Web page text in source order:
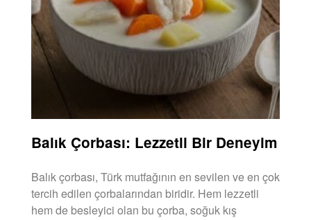
Balık Çorbası: Lezzetli Bir Deneyim
Balık çorbası, Türk mutfağının en sevilen ve en çok
tercih edilen çorbalarından biridir. Hem lezzetli
hem de besleyici olan bu çorba, soğuk kış